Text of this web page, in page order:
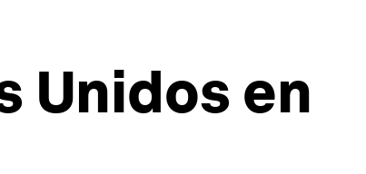
Unidos en